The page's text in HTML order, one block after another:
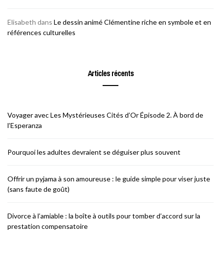
Elisabeth dans Le dessin animé Clémentine riche en symbole et en
références culturelles
Articles récents
Voyager avec Les Mystérieuses Cités d’Or Épisode 2. À bord de
l’Esperanza
Pourquoi les adultes devraient se déguiser plus souvent
Offrir un pyjama à son amoureuse : le guide simple pour viser juste
(sans faute de goût)
Divorce à l’amiable : la boîte à outils pour tomber d’accord sur la
prestation compensatoire